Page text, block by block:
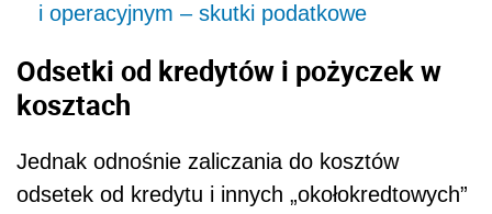
i operacyjnym – skutki podatkowe
Odsetki od kredytów i pożyczek w
kosztach
Jednak odnośnie zaliczania do kosztów
odsetek od kredytu i innych „okołokredtowych”